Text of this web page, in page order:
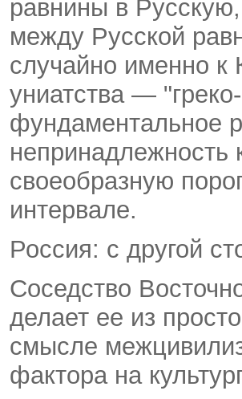
равнины в
между Русской
случайно именно к
униатства —
фундаментальное
непринадлежность
своеобразную
интервале.
Россия: с другой
Соседство
делает ее из
смысле
фактора на